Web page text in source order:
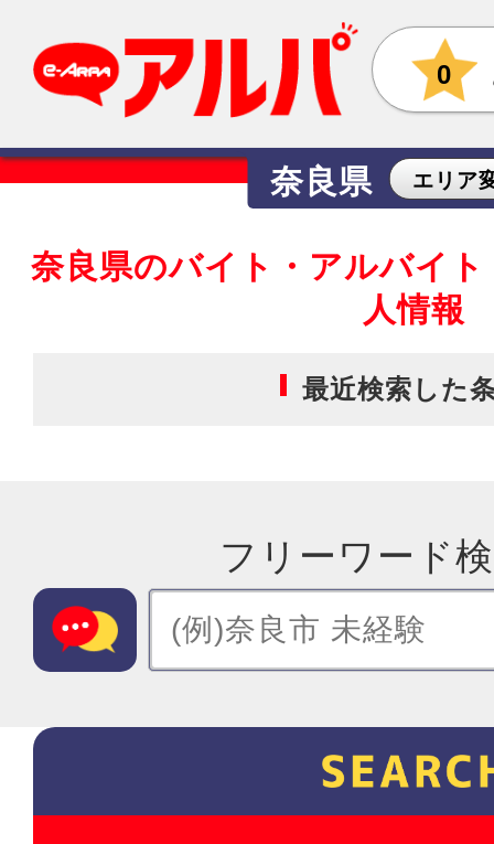
0
奈良県 エリア
奈良県のバイト・アルバイ
人情報
最近検索した
フリーワード